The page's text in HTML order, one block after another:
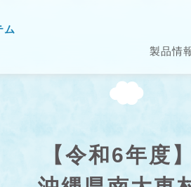
ム
製品情
【令和6年度】